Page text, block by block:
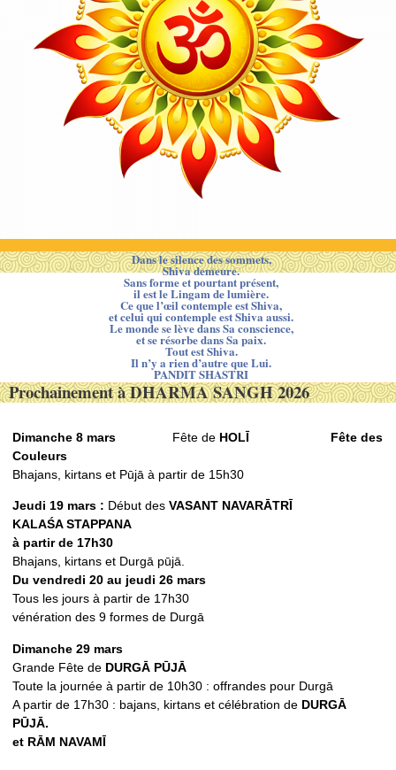
Dans le silence des sommets,
Shiva demeure.
Sans forme et pourtant présent,
il est le Lingam de lumière.
Ce que l’œil contemple est Shiva,
et celui qui contemple est Shiva aussi.
Le monde se lève dans Sa conscience,
et se résorbe dans Sa paix.
Tout est Shiva.
Il n’y a rien d’autre que Lui.
PANDIT SHASTRI
Prochainement à DHARMA SANGH 2026
Dimanche 8 mars Fête de HOLĪ Fête des
Couleurs
Bhajans, kirtans et Pūjā à partir de 15h30
Jeudi 19 mars : Début desVASANT NAVARᾹTRĪ
KALAŚA STAPPANA
à partir de 17h30
Bhajans, kirtans et Durgā pūjā.
Du vendredi 20 au jeudi 26 mars
Tous les jours à partir de 17h30
vénération des 9 formes de Durgā
Dimanche 29 mars
Grande Fête de DURGᾹ PŪJᾹ
Toute la journée à partir de 10h30 : offrandes pour Durgā
A partir de 17h30 : bajans, kirtans et célébration de DURGᾹ
PŪJᾹ.
et RᾹM NAVAMĪ